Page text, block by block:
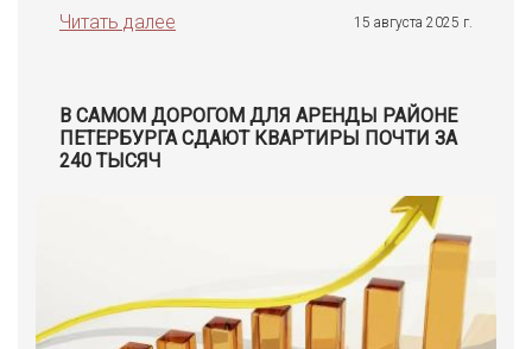
Читать далее
15 августа 2025 г.
В САМОМ ДОРОГОМ ДЛЯ АРЕНДЫ РАЙОНЕ
ПЕТЕРБУРГА СДАЮТ КВАРТИРЫ ПОЧТИ ЗА
240 ТЫСЯЧ